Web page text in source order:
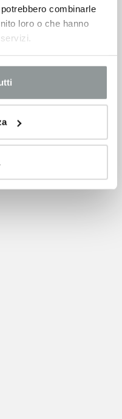
combinarle
loro o che hanno